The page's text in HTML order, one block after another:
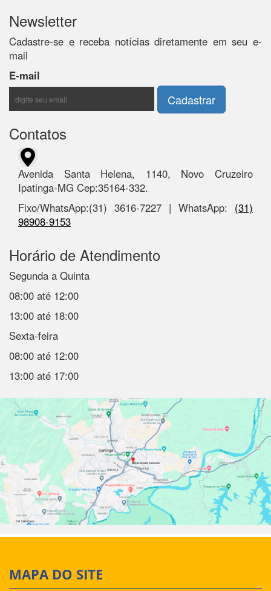
Newsletter
Cadastre-se e receba notícias diretamente em seu e-
mail
E-mail
Contatos
Avenida Santa Helena, 1140, Novo Cruzeiro
Ipatinga-MG Cep:35164-332.
Fixo/WhatsApp:(31) 3616-7227 | WhatsApp: (31)
98908-9153
Horário de Atendimento
Segunda a Quinta
08:00 até 12:00
13:00 até 18:00
Sexta-feira
08:00 até 12:00
13:00 até 17:00
MAPA DO SITE